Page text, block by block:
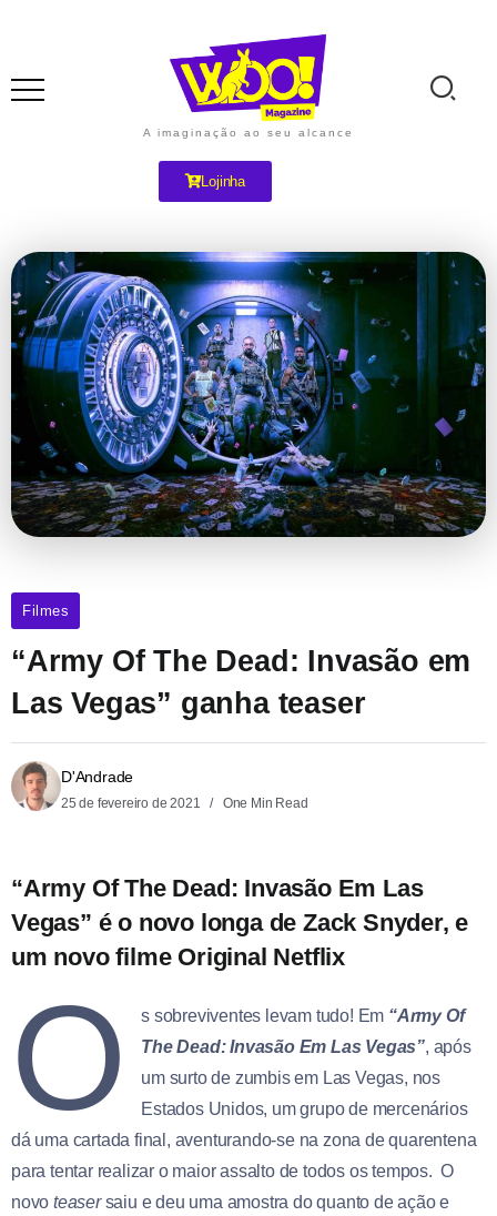
A imaginação ao seu alcance
Lojinha
Filmes
“Army Of The Dead: Invasão em
Las Vegas” ganha teaser
D'Andrade
25 de fevereiro de 2021 One Min Read
“Army Of The Dead: Invasão Em Las
Vegas” é o novo longa de Zack Snyder, e
um novo filme Original Netflix
O s sobreviventes levam tudo! Em “Army Of
The Dead: Invasão Em Las Vegas”, após
um surto de zumbis em Las Vegas, nos
Estados Unidos, um grupo de mercenários
dá uma cartada final, aventurando-se na zona de quarentena
para tentar realizar o maior assalto de todos os tempos. O
novo teasersaiu e deu uma amostra do quanto de ação e